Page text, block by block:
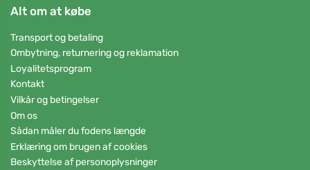
Alt om at købe
Transport og betaling
Ombytning, returnering og reklamation
Loyalitetsprogram
Kontakt
Vilkår og betingelser
Om os
Sådan måler du fodens længde
Erklæring om brugen af cookies
Beskyttelse af personoplysninger